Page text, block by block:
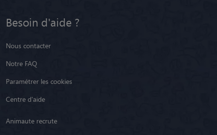
Besoin d'aide ?
Nous contacter
Notre FAQ
Paramétrer les cookies
Centre d'aide
Animaute recrute